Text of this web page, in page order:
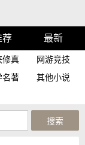
荐 最新
修真
网游竞技
名著 其他小说